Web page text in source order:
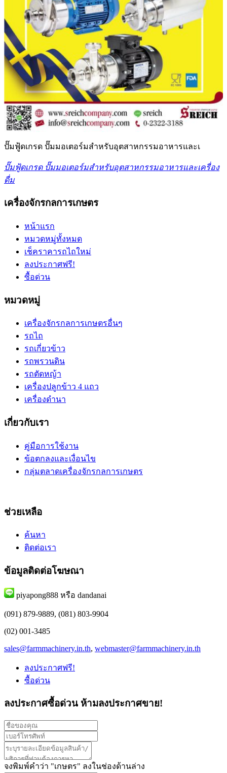
ปั๊มฟู้ดเกรด ปั๊มมอเตอร์มสำหรับอุตสาหกรรมอาหารและเ
ปั๊มฟู้ดเกรด ปั๊มมอเตอร์มสำหรับอุตสาหกรรมอาหารและเครื่อง
ดื่ม
เครื่องจักรกลการเกษตร
หน้าแรก
หมวดหมู่ทั้งหมด
เช็คราคารถไถใหม่
ลงประกาศฟรี!
ซื้อด่วน
หมวดหมู่
เครื่องจักรกลการเกษตรอื่นๆ
รถไถ
รถเกี่ยวข้าว
รถพรวนดิน
รถตัดหญ้า
เครื่องปลูกข้าว 4 แถว
เครื่องดำนา
เกี่ยวกับเรา
คู่มือการใช้งาน
ข้อตกลงและเงื่อนไข
กลุ่มตลาดเครื่องจักรกลการเกษตร
ช่วยเหลือ
ค้นหา
ติดต่อเรา
ข้อมูลติดต่อโฆษณา
piyapong888 หรือ dandanai
(091) 879-9889, (081) 803-9904
(02) 001-3485
sales@farmmachinery.in.th, webmaster@farmmachinery.in.th
ลงประกาศฟรี!
ซื้อด่วน
ลงประกาศซื้อด่วน ห้ามลงประกาศขาย!
จงพิมพ์คำว่า "เกษตร" ลงในช่องด้านล่าง